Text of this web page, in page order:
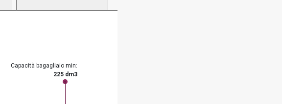
Capacità bagagliaio min:
225 dm3